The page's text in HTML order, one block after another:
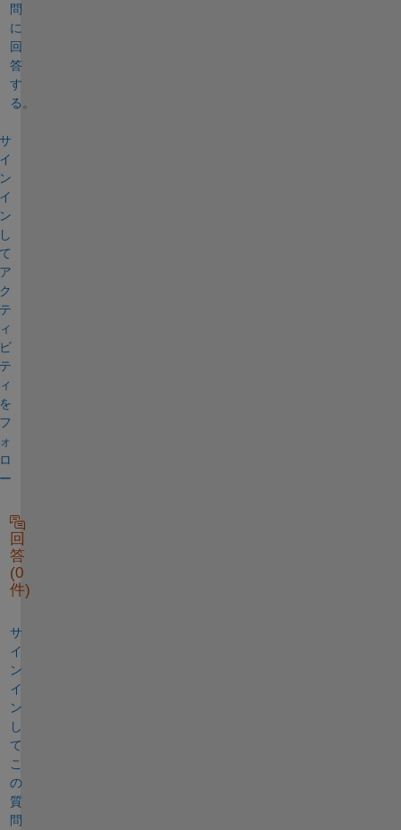
問
に
回
答
す
る。
回
答
(0
件)
サ
イ
ン
イ
ン
し
て
こ
の
質
問